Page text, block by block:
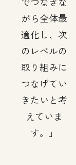
がら全体最
適化し、次
のレベルの
取り組みに
つなげてい
きたいと考
えていま
す。